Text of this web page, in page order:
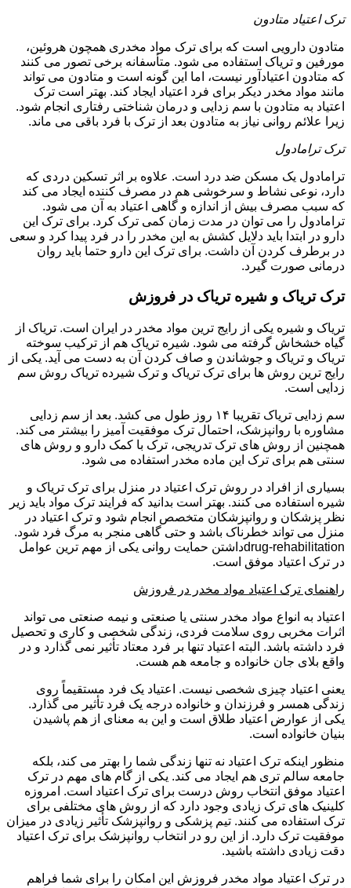
ترک اعتیاد متادون
متادون دارویی است که برای ترک مواد مخدری همچون هروئین،
مورفین و تریاک استفاده می شود. متأسفانه برخی تصور می کنند
که متادون اعتیادآور نیست، اما این گونه است و متادون می تواند
مانند مواد مخدر دیکر برای فرد اعتیاد ایجاد کند. بهتر است ترک
اعتیاد به متادون با سم زدایی و درمان شناختی رفتاری انجام شود.
زیرا علائم روانی نیاز به متادون بعد از ترک با فرد باقی می ماند.
ترک ترامادول
ترامادول یک مسکن ضد درد است. علاوه بر اثر تسکین دردی که
دارد، نوعی نشاط و سرخوشی هم در مصرف کننده ایجاد می کند
که سبب مصرف بیش از اندازه و گاهی اعتیاد به آن می شود.
ترامادول را می توان در مدت زمان کمی ترک کرد. برای ترک این
دارو در ابتدا باید دلایل کشش به این مخدر را در فرد پیدا کرد و سعی
در برطرف کردن آن داشت. برای ترک این دارو حتما باید روان
درمانی صورت گیرد.
ترک تریاک و شیره تریاک در فروزش
تریاک و شیره یکی از رایج ترین مواد مخدر در ایران است. تریاک از
گیاه خشخاش گرفته می شود. شیره تریاک هم از ترکیب سوخته
تریاک و تریاک و جوشاندن و صاف کردن آن به دست می آید. یکی از
رایج ترین روش ها برای ترک تریاک و ترک شیرده تریاک روش سم
زدایی است.
سم زدایی تریاک تقریبا ۱۴ روز طول می کشد. بعد از سم زدایی
مشاوره با روانپزشک، احتمال ترک موفقیت آمیز را بیشتر می کند.
همچنین از روش های ترک تدریجی، ترک با کمک دارو و روش های
سنتی هم برای ترک این ماده مخدر استفاده می شود.
بسیاری از افراد در روش ترک اعتیاد در منزل برای ترک تریاک و
شیره استفاده می کنند. بهتر است بدانید که فرایند ترک مواد باید زیر
نظر پزشکان و روانپزشکان متخصص انجام شود و ترک اعتیاد در
منزل می تواند خطرناک باشد و حتی گاهی منجر به مرگ فرد شود.
drug-rehabilitationداشتن حمایت روانی یکی از مهم ترین عوامل
در ترک اعتیاد موفق است.
راهنمای ترک اعتیاد مواد مخدر در فروزش
اعتیاد به انواع مواد مخدر سنتی یا صنعتی و نیمه صنعتی می تواند
اثرات مخربی روی سلامت فردی، زندگی شخصی و کاری و تحصیل
فرد داشته باشد. البته اعتیاد تنها بر فرد معتاد تأثیر نمی گذارد و در
واقع بلای جان خانواده و جامعه هم هست.
یعنی اعتیاد چیزی شخصی نیست. اعتیاد یک فرد مستقیماً روی
زندگی همسر و فرزندان و خانواده درجه یک فرد تأثیر می گذارد.
یکی از عوارض اعتیاد طلاق است و این به معنای از هم پاشیدن
بنیان خانواده است.
منظور اینکه ترک اعتیاد نه تنها زندگی شما را بهتر می کند، بلکه
جامعه سالم تری هم ایجاد می کند. یکی از گام های مهم در ترک
اعتیاد موفق انتخاب روش درست برای ترک اعتیاد است. امروزه
کلینیک های ترک زیادی وجود دارد که از روش های مختلفی برای
ترک استفاده می کنند. تیم پزشکی و روانپزشک تأثیر زیادی در میزان
موفقیت ترک دارد. از این رو در انتخاب روانپزشک برای ترک اعتیاد
دقت زیادی داشته باشید.
در ترک اعتیاد مواد مخدر فروزش این امکان را برای شما فراهم